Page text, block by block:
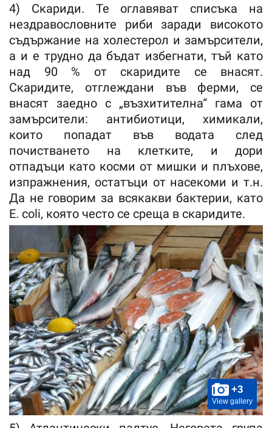
4) Скариди. Те оглавяват списъка на
нездравословните риби заради високото
съдържание на холестерол и замърсители,
а и е трудно да бъдат избегнати, тъй като
над 90 % от скаридите се внасят.
Скаридите, отглеждани във ферми, се
внасят заедно с „възхитителна“ гама от
замърсители: антибиотици, химикали,
които попадат във водата след
почистването на клетките, и дори
отпадъци като косми от мишки и плъхове,
изпражнения, остатъци от насекоми и т.н.
Да не говорим за всякакви бактерии, като
E. coli, която често се среща в скаридите.
+3
View gallery